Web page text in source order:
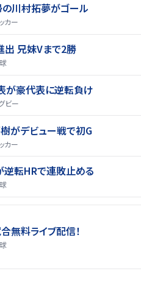
川村拓夢がゴール
カー
兄妹Vまで2勝
が豪代表に逆転負け
ビー
がデビュー戦で初G
カー
逆転HRで連敗止める
無料ライブ配信！